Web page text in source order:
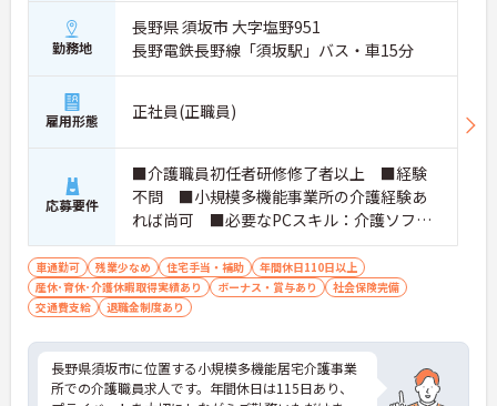
勤務地
長野県 須坂市 大字塩野951
長野電鉄長野線「須坂駅」バス・車15分
雇用形態 正社員(正職員)
応募要件
■介護職員初任者研修修了者以上 ■経験
不問 ■小規模多機能事業所の介護経験あ
れば尚可 ■必要なPCスキル：介護ソフト
のパソコン入力に必要な知識・技能（ワー
ド・エクセルの基本操作レベル）
車通勤可 残業少なめ 住宅手当・補助
年間休日110日以上
産休･育休･介護休暇取得実績あり
ボーナス・賞与あり
社会保険完備
交通費支給
退職金制度あり
長野県須坂市に位置する小規模多機能居宅介護事業
所での介護職員求人です。年間休日は115日あり、